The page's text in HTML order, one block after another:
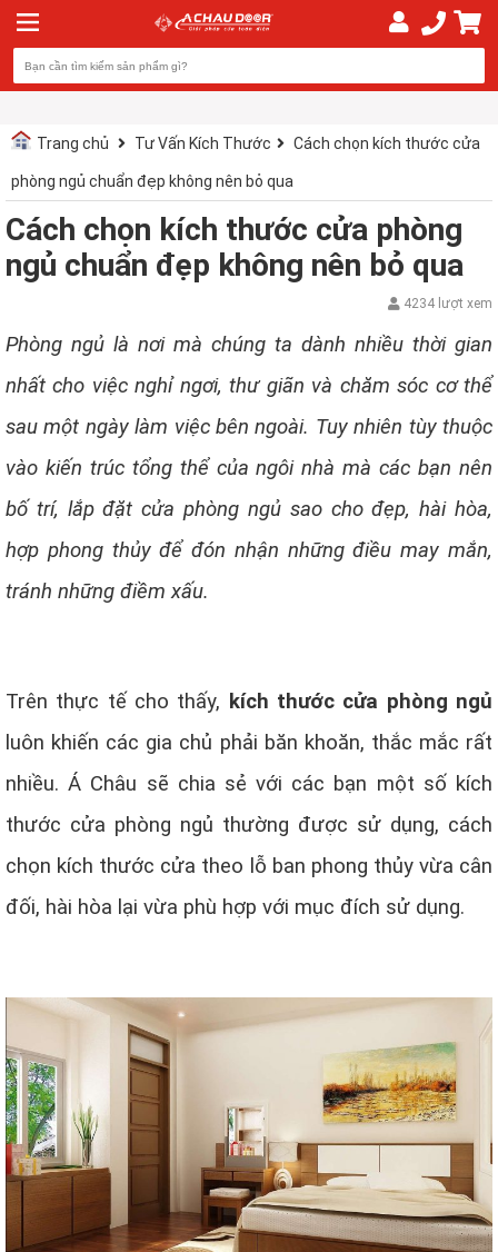
Trang chủ Tư Vấn Kích Thước Cách chọn kích thước cửa
phòng ngủ chuẩn đẹp không nên bỏ qua
Cách chọn kích thước cửa phòng
ngủ chuẩn đẹp không nên bỏ qua
4234 lượt xem
Phòng ngủ là nơi mà chúng ta dành nhiều thời gian
nhất cho việc nghỉ ngơi, thư giãn và chăm sóc cơ thể
sau một ngày làm việc bên ngoài. Tuy nhiên tùy thuộc
vào kiến trúc tổng thể của ngôi nhà mà các bạn nên
bố trí, lắp đặt cửa phòng ngủ sao cho đẹp, hài hòa,
hợp phong thủy để đón nhận những điều may mắn,
tránh những điềm xấu.
Trên thực tế cho thấy, kích thước cửa phòng ngủ
luôn khiến các gia chủ phải băn khoăn, thắc mắc rất
nhiều. Á Châu sẽ chia sẻ với các bạn một số kích
thước cửa phòng ngủ thường được sử dụng, cách
chọn kích thước cửa theo lỗ ban phong thủy vừa cân
đối, hài hòa lại vừa phù hợp với mục đích sử dụng.